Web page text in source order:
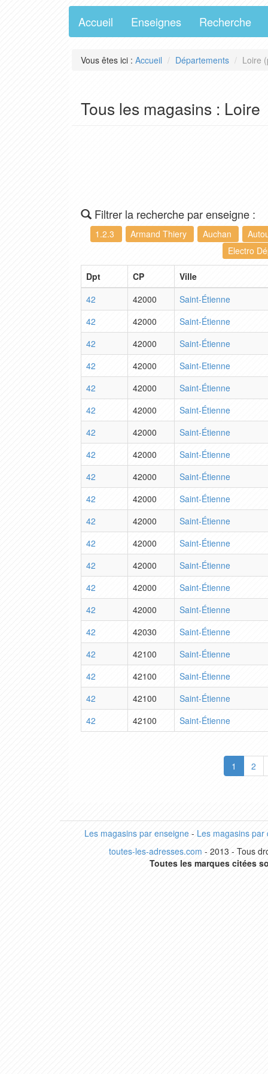
Accueil Enseignes Recherche
Vous êtes ici : Accueil Départements Loire
Tous les magasins : Loire
Filtrer la recherche par enseigne :
1.2.3 Armand Thiery Auchan
Electro
Dpt CP
Ville
42
42000
Saint-Étienne
42
42000
Saint-Étienne
42
42000
Saint-Étienne
42
42000
Saint-Etienne
42
42000
Saint-Étienne
42
42000
Saint-Étienne
42
42000
Saint-Étienne
42
42000
Saint-Étienne
42
42000
Saint-Étienne
42
42000
Saint-Étienne
42
42000
Saint-Étienne
42
42000
Saint-Étienne
42
42000
Saint-Étienne
42
42000
Saint-Étienne
42
42000
Saint-Étienne
42
42030
Saint-Étienne
42
42100
Saint-Étienne
42
42100
Saint-Étienne
42
42100
Saint-Étienne
42
42100 Saint-Étienne
1 2
Les magasins par enseigne- Les magasins par
toutes-les-adresses.com - 2013 - Tous
Toutes les marques citées